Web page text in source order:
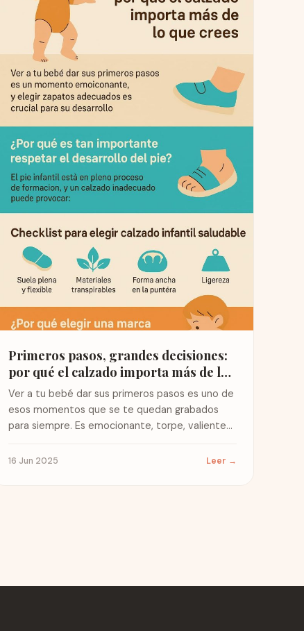
Primeros pasos, grandes decisiones:
por qué el calzado importa más de lo
que crees
Ver a tu bebé dar sus primeros pasos es uno de
esos momentos que se te quedan grabados
para siempre. Es emocionante, torpe, valiente…
16 Jun 2025 Leer →